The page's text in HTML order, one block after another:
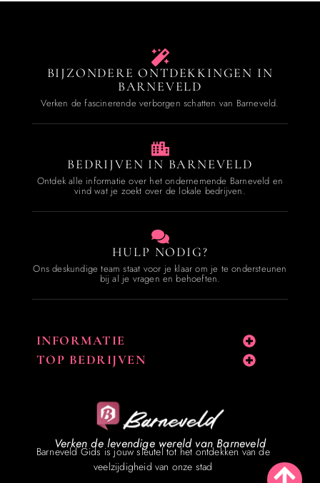
BIJZONDERE ONTDEKKINGEN IN
BARNEVELD
Verken de fascinerende verborgen schatten van Barneveld.
BEDRIJVEN IN BARNEVELD
Ontdek alle informatie over het ondernemende Barneveld en
vind wat je zoekt over de lokale bedrijven.
HULP NODIG?
Ons deskundige team staat voor je klaar om je te ondersteunen
bij al je vragen en behoeften.
INFORMATIE
TOP BEDRIJVEN
Verken de levendige wereld van Barneveld
Barneveld Gids is jouw sleutel tot het ontdekken van de
veelzijdigheid van onze stad